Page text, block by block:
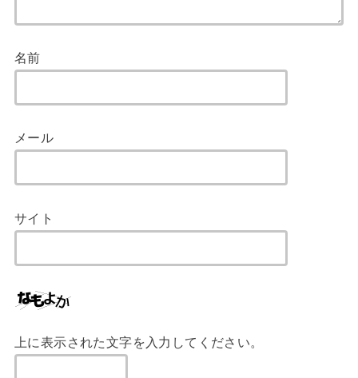
名前
メール
サイト
上に表示された文字を入力してください。